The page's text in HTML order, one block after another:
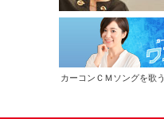
カーコンＣＭソングを歌